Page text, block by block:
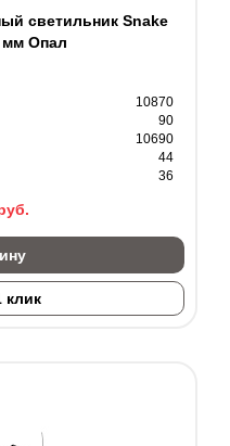
светильник Snake
мм Опал
10870
90
10690
44
36
клик